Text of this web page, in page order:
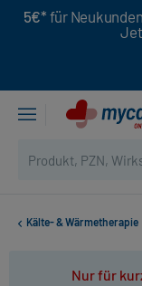
5€* für
Kälte- & Wärmetherapie
Nur für